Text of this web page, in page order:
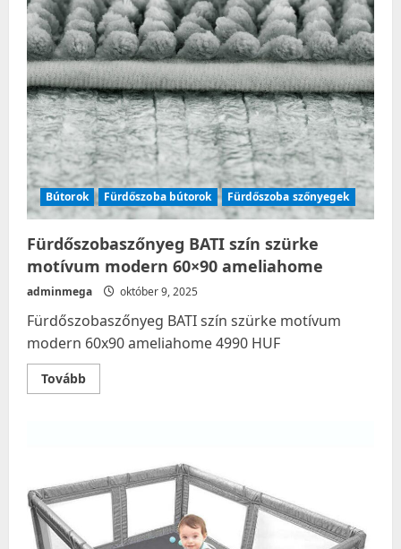
Bútorok Fürdőszoba bútorok Fürdőszoba szőnyegek
Fürdőszobaszőnyeg BATI szín szürke
motívum modern 60×90 ameliahome
adminmega október 9, 2025
Fürdőszobaszőnyeg BATI szín szürke motívum
modern 60x90 ameliahome 4990 HUF
TovábbRead
more
modern
60×90
ameliahome